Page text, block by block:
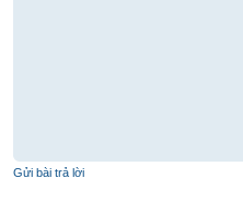
Gửi bài trả lời